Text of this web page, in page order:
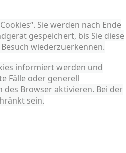
Sie werden nach Ende
gespeichert, bis Sie diese
wiederzuerkennen.
informiert werden und
Fälle oder generell
des Browser aktivieren. Bei der
sein.